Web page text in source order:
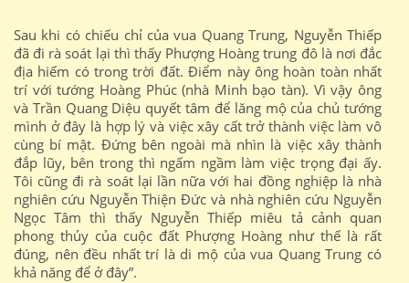
Sau khi có chiếu chỉ của vua Quang Trung, Nguyễn Thiếp
đã đi rà soát lại thì thấy Phượng Hoàng trung đô là nơi đắc
địa hiếm có trong trời đất. Điểm này ông hoàn toàn nhất
trí với tướng Hoàng Phúc (nhà Minh bạo tàn). Vì vậy ông
và Trần Quang Diệu quyết tâm để lăng mộ của chủ tướng
mình ở đây là hợp lý và việc xây cất trở thành việc làm vô
cùng bí mật. Đứng bên ngoài mà nhìn là việc xây thành
đắp lũy, bên trong thì ngấm ngầm làm việc trọng đại ấy.
Tôi cũng đi rà soát lại lần nữa với hai đồng nghiệp là nhà
nghiên cứu Nguyễn Thiện Đức và nhà nghiên cứu Nguyễn
Ngọc Tâm thì thấy Nguyễn Thiếp miêu tả cảnh quan
phong thủy của cuộc đất Phượng Hoàng như thế là rất
đúng, nên đều nhất trí là di mộ của vua Quang Trung có
khả năng để ở đây”.